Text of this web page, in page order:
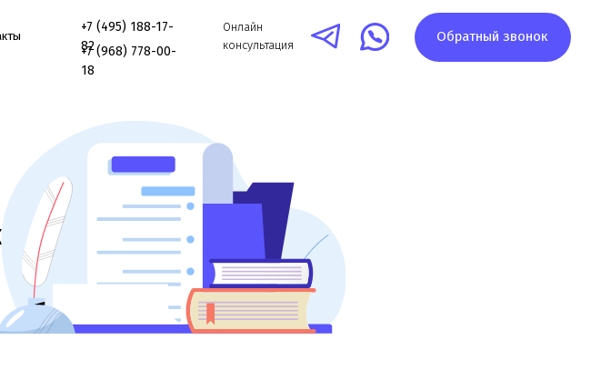
Обратный звонок
+7 (495) 188-17-
+7 (968) 778-00-
Онлайн
консультация